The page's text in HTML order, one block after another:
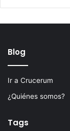
Blog
Ir a Crucerum
¿Quiénes somos?
Tags